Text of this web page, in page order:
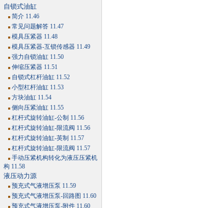
自锁式油缸
简介 11.46
常见问题解答 11.47
模具压紧器 11.48
模具压紧器-互锁传感器 11.49
强力自锁油缸 11.50
伸缩压紧器 11.51
自锁式杠杆油缸 11.52
小型杠杆油缸 11.53
方块油缸 11.54
侧向压紧油缸 11.55
杠杆式旋转油缸-公制 11.56
杠杆式旋转油缸-限流阀 11.56
杠杆式旋转油缸-英制 11.57
杠杆式旋转油缸-限流阀 11.57
手动压紧机构转化为液压压紧机
构 11.58
液压动力源
预充式气液增压泵 11.59
预充式气液增压泵-回路图 11.60
预充式气液增压泵-附件 11.60